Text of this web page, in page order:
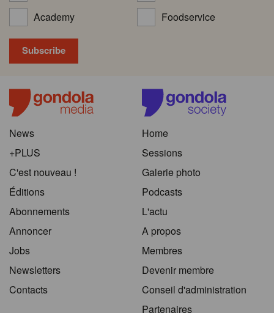
Academy
Foodservice
News
+PLUS
C'est nouveau !
Éditions
Abonnements
Annoncer
Jobs
Newsletters
Contacts
Home
Sessions
Galerie photo
Podcasts
L'actu
A propos
Membres
Devenir membre
Conseil d'administration
Partenaires